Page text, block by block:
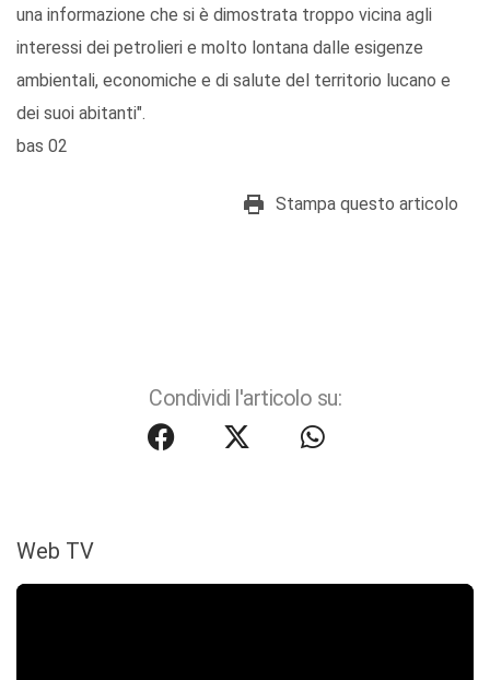
una informazione che si è dimostrata troppo vicina agli
interessi dei petrolieri e molto lontana dalle esigenze
ambientali, economiche e di salute del territorio lucano e
dei suoi abitanti".
bas 02
Stampa questo articolo
Condividi l'articolo su:
Web TV